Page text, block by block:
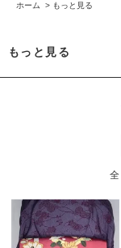
ホーム > もっと見る
もっと見る
全